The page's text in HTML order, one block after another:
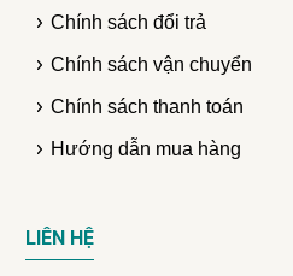
Chính sách đổi trả
Chính sách vận chuyển
Chính sách thanh toán
Hướng dẫn mua hàng
LIÊN HỆ